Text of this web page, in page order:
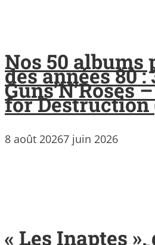
Nos 50 albums
des années 80 :
Guns’N’Roses
for Destruction
8 août 20267 juin 2026
« Les Inaptes